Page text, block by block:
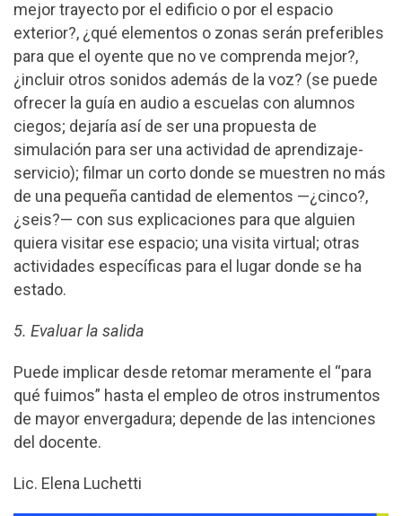
mejor trayecto por el edificio o por el espacio
exterior?, ¿qué elementos o zonas serán preferibles
para que el oyente que no ve comprenda mejor?,
¿incluir otros sonidos además de la voz? (se puede
ofrecer la guía en audio a escuelas con alumnos
ciegos; dejaría así de ser una propuesta de
simulación para ser una actividad de aprendizaje-
servicio); filmar un corto donde se muestren no más
de una pequeña cantidad de elementos —¿cinco?,
¿seis?— con sus explicaciones para que alguien
quiera visitar ese espacio; una visita virtual; otras
actividades específicas para el lugar donde se ha
estado.
5. Evaluar la salida
Puede implicar desde retomar meramente el “para
qué fuimos” hasta el empleo de otros instrumentos
de mayor envergadura; depende de las intenciones
del docente.
Lic. Elena Luchetti